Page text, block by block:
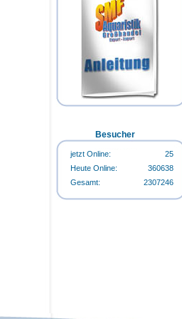
Happy-Life HappyStart 500ml-
Flasche
Flasche
Happy-Life HappyCarbo 500ml-
Flasche
Happy-Life Algin Regular 500ml-
Besucher
jetzt Online:
25
Heute Online:
360638
Gesamt:
2307246